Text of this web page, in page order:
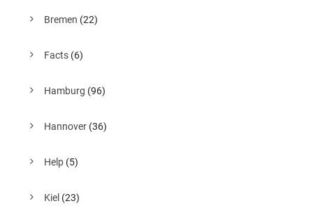
Bremen (22)
Facts (6)
Hamburg (96)
Hannover (36)
Help (5)
Kiel (23)